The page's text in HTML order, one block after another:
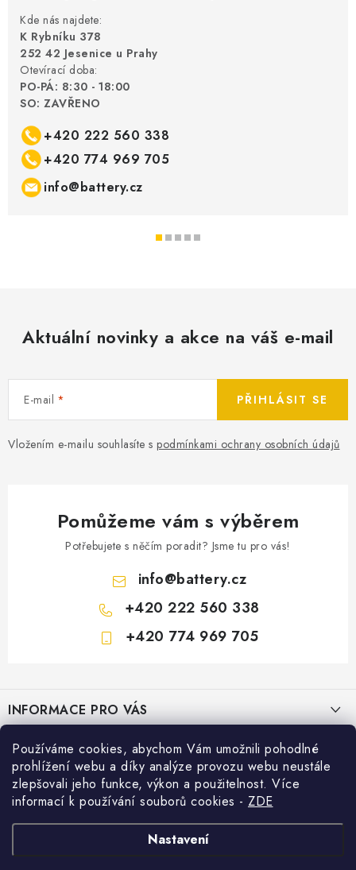
Používáme cookies, abychom Vám umožnili pohodlné
prohlížení webu a díky analýze provozu webu neustále
zlepšovali jeho funkce, výkon a použitelnost. Více
informací k používání souborů cookies - ZDE
Nastavení
Kde nás najdete:
K Rybníku 378
252 42 Jesenice u Prahy
Otevírací doba:
PO-PÁ: 8:30 - 18:00
SO: ZAVŘENO
+420 222 560 338
+420 774 969 705
info@battery.cz
Aktuální novinky a akce na váš e-mail
E-mail
Vložením e-mailu souhlasíte s podmínkami ochrany osobních údajů
PŘIHLÁSIT SE
Pomůžeme vám s výběrem
Potřebujete s něčím poradit? Jsme tu pro vás!
info@battery.cz
+420 222 560 338
+420 774 969 705
pINFORMACE PRO VÁS
KONTAKTY
POŠTOVNÉ A DOPRAVA
KONFIGURÁTOR AUTOBATERIÍ
PRODEJNY BATTERY.CZ
Prodejna Brno - Pražákova ul.
Prodejna Praha - Brožíkova ul.
Prodejna Ústí n. Labem - Žižkova ul.
Konfigurátor AUTOBATERIE
Konfigurátor AUTOBATERIE
Vyhledávání